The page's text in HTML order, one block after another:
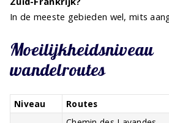
In de meeste gebieden wel, mits
Moeilijkheidsniveau
wandelroutes
Niveau Routes